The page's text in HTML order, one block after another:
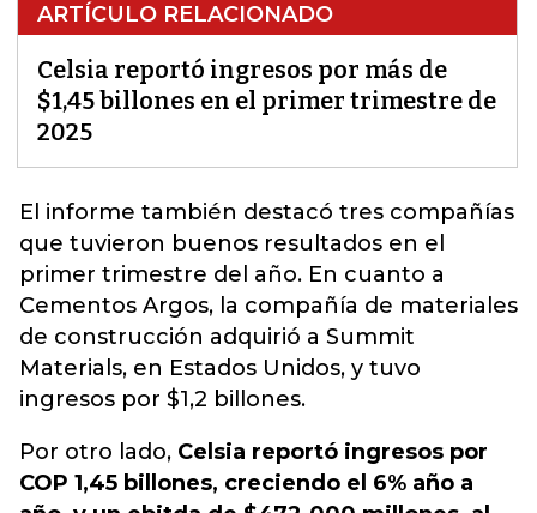
ARTÍCULO RELACIONADO
Celsia reportó ingresos por más de
$1,45 billones en el primer trimestre de
2025
El informe también destacó tres compañías
que tuvieron buenos resultados en el
primer trimestre del año. En cuanto a
Cementos Argos, la compañía de materiales
de construcción adquirió a Summit
Materials, en Estados Unidos, y tuvo
ingresos por $1,2 billones.
Por otro lado, Celsia reportó ingresos por
COP 1,45 billones, creciendo el 6% año a